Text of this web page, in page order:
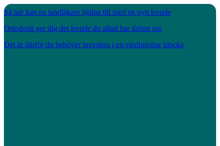
Så här kan en tandläkare hjälpa till med ett nytt leende
Ortodonti ger dig det leende du alltid har drömt om
Det är därför du behöver investera i en växlingsbar klocka